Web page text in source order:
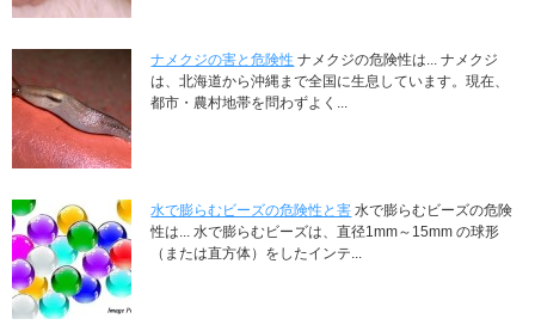
ナメクジの害と危険性 ナメクジの危険性は... ナメクジ
は、北海道から沖縄まで全国に生息しています。現在、
都市・農村地帯を問わずよく...
水で膨らむビーズの危険性と害 水で膨らむビーズの危険
性は... 水で膨らむビーズは、直径1mm～15mm の球形
（または直方体）をしたインテ...